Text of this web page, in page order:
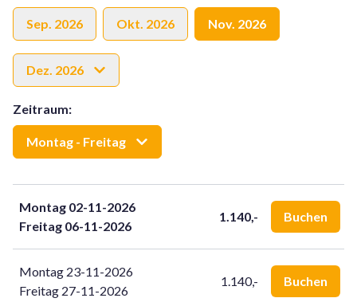
Esstisch aus Eichenholz befindet sich in einer hochwertigen,
modernen Küche mit allen Annehmlichkeiten.
Die Villa Nova befindet sich in einer wunderschönen Lage in
Gehminuten von der Villa entfernt. Das gemütliche Dorf Nes,
ebenfalls nur wenige Gehminuten von diesem
Luxusferienhaus entfernt, zeigt sowohl die Gegenwart als
dem Jahr 1723, aber Nes hat auch moderne Einkaufs- und
Unterhaltungsmöglichkeiten zu bieten.
Sep. 2026 Okt. 2026 Nov. 2026
Dez. 2026
Zeitraum:
Montag - Freitag
Montag 02-11-2026
Freitag 06-11-2026
1.140,- Buchen
Montag 23-11-2026
Freitag 27-11-2026
1.140,- Buchen